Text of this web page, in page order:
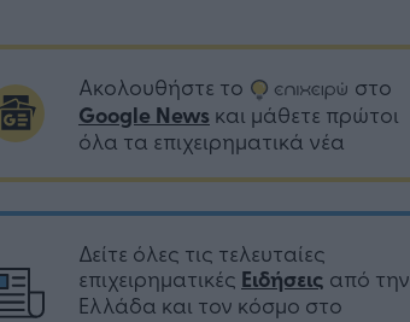
Ακολουθήστε το στο
Google News και μάθετε πρώτοι
όλα τα επιχειρηματικά νέα
Δείτε όλες τις τελευταίες
επιχειρηματικές Ειδήσεις από την
Ελλάδα και τον κόσμο στο